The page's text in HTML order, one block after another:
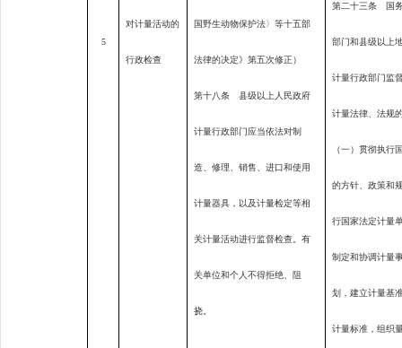
5
对计量活动的
行政检查
国野生动物保护法〉等十五部
法律的决定》第五次修正）
第十八条 县级以上人民政府
计量行政部门应当依法对制
造、修理、销售、进口和使用
计量器具，以及计量检定等相
关计量活动进行监督检查。有
关单位和个人不得拒绝、阻
挠。
第二十三条 国
部门和县级以上
计量行政部门监
计量法律、法规
（一）贯彻执行
的方针、政策和
行国家法定计量
制定和协调计量
划，建立计量基
计量标准，组织